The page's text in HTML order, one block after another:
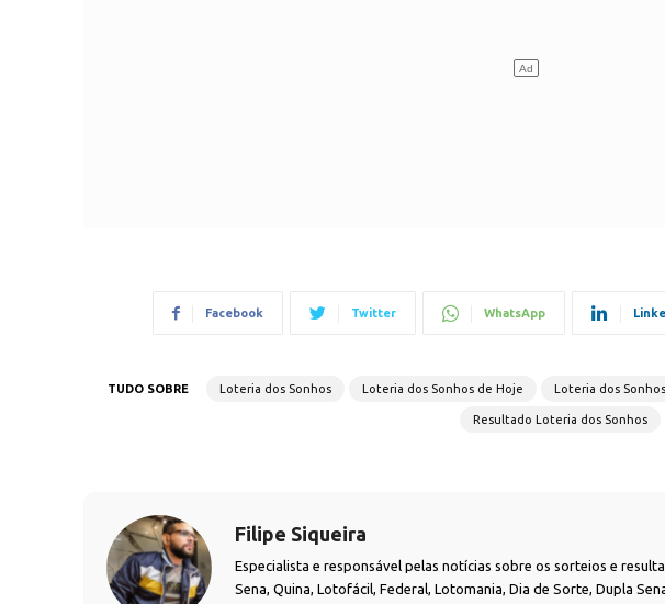
Facebook Twitter WhatsApp
TUDO SOBRE Loteria dos Sonhos Loteria dos Sonhos de Hoje Loteria dos
Resultado Loteria dos Sonhos
Filipe Siqueira
Especialista e responsável pelas notícias sobre os sorteios e
Sena, Quina, Lotofácil, Federal, Lotomania, Dia de Sorte, Dupla